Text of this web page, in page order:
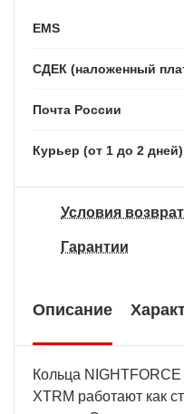
EMS
СДЕК (наложенный
Почта России
Курьер (от 1 до 2 дней)
Условия
Гарантии
Описание
Кольца
XTRM работают как